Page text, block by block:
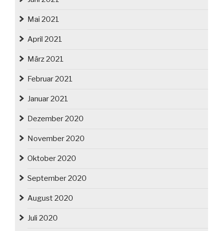
Mai 2021
April 2021
März 2021
Februar 2021
Januar 2021
Dezember 2020
November 2020
Oktober 2020
September 2020
August 2020
Juli 2020